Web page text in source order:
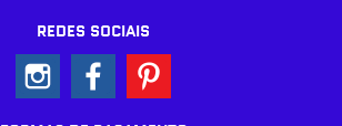
REDES SOCIAIS